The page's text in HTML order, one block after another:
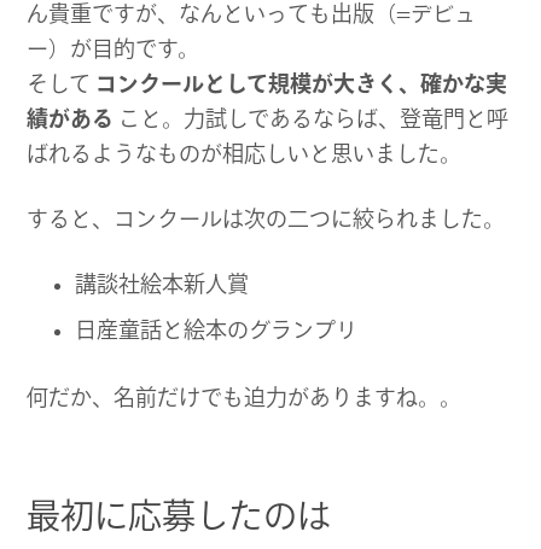
ん貴重ですが、なんといっても出版（=デビュ
ー）が目的です。
そして コンクールとして規模が大きく、確かな実
績がある こと。力試しであるならば、登竜門と呼
ばれるようなものが相応しいと思いました。
すると、コンクールは次の二つに絞られました。
講談社絵本新人賞
日産童話と絵本のグランプリ
何だか、名前だけでも迫力がありますね。。
最初に応募したのは